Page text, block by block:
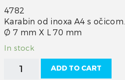
4782
Karabin od inoxa A4 s očicom.
Ø 7 mm X L 70 mm
In stock
Karabin
inox
ADD TO CART